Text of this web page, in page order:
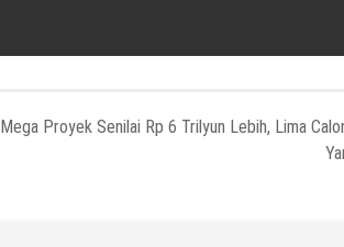
Mega Proyek Senilai Rp 6 Trilyun Lebih, Lima